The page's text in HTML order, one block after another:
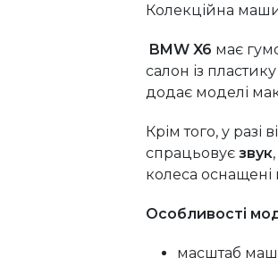
Колекційна
BMW X6 має
салон із
додає моделі
Крім того, у
спрацьовує звук
колеса
Особливості
масштаб